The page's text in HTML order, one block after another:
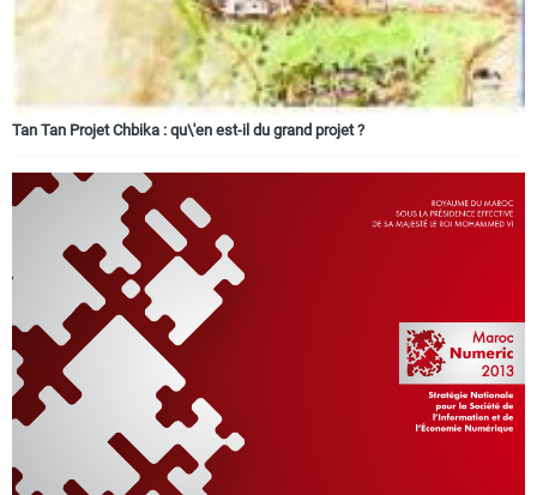
Tan Tan Projet Chbika : qu\'en est-il du grand projet ?